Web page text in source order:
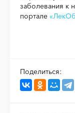
заболевания к
портале
Поделиться: